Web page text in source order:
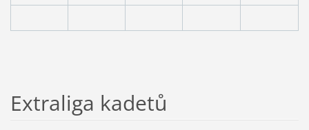
Extraliga kadetů